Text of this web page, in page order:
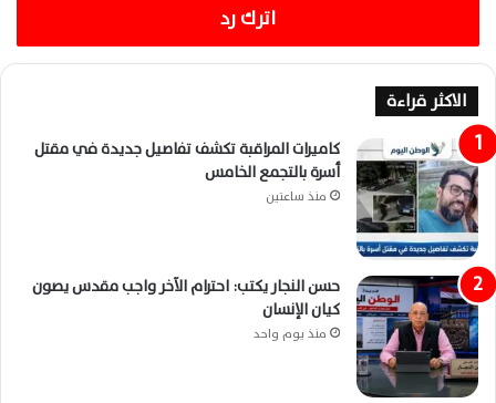
اترك رد
الاكثر قراءة
كاميرات المراقبة تكشف تفاصيل جديدة في مقتل
أسرة بالتجمع الخامس
منذ ساعتين
حسن النجار يكتب: احترام الآخر واجب مقدس يصون
كيان الإنسان
منذ يوم واحد